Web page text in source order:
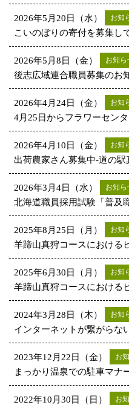
2026年5月20日（水） お知
こいのぼりの寄付を募集し
2026年5月8日（金） お知ら
後志広域連合職員募集のお
2026年4月24日（金） お知
4月25日からフラワーセン
2026年4月10日（金） お知
出荷農家さん募集中‐道の
2026年3月4日（水） お知ら
北海道職員採用試験「普及
2025年8月25日（月） お知
羊蹄山真狩コースにおける
2025年6月30日（月） お知
羊蹄山真狩コースにおける
2024年3月28日（木） お知
インターネットが繋がらな
2023年12月22日（金） お
まっかり温泉での駐車マナ
2022年10月30日（日） お